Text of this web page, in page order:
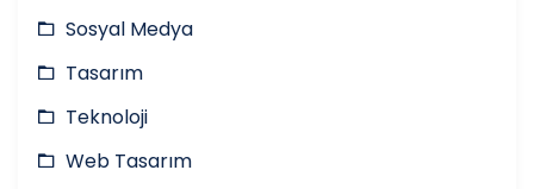
Sosyal Medya
Tasarım
Teknoloji
Web Tasarım